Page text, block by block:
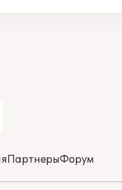
ПартнерыФорум